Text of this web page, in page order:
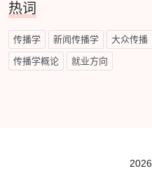
热词
传播学 新闻传播学 大众传播
传播学概论 就业方向
2026